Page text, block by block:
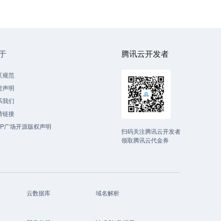
规范
声明
我们
链接
广场开源版权声明
腾讯云开发者
扫码关注腾讯云开发者
领取腾讯云代金券
云数据库 域名解析